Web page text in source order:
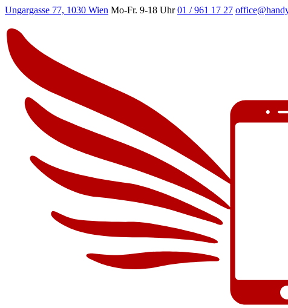
Ungargasse 77, 1030 Wien Mo-Fr. 9-18 Uhr 01 / 961 17 27